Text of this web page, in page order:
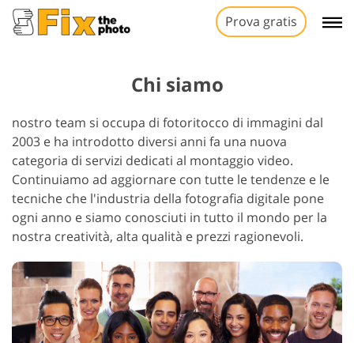
Prova gratis
Chi siamo
nostro team si occupa di fotoritocco di immagini dal
2003 e ha introdotto diversi anni fa una nuova
categoria di servizi dedicati al montaggio video.
Continuiamo ad aggiornare con tutte le tendenze e le
tecniche che l'industria della fotografia digitale pone
ogni anno e siamo conosciuti in tutto il mondo per la
nostra creatività, alta qualità e prezzi ragionevoli.